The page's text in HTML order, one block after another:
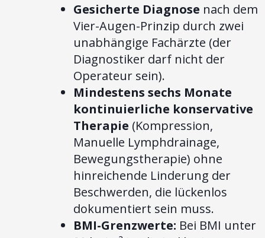
Gesicherte Diagnose nach dem
Vier-Augen-Prinzip durch zwei
unabhängige Fachärzte (der
Diagnostiker darf nicht der
Operateur sein).
Mindestens sechs Monate
kontinuierliche konservative
Therapie (Kompression,
Manuelle Lymphdrainage,
Bewegungstherapie) ohne
hinreichende Linderung der
Beschwerden, die lückenlos
dokumentiert sein muss.
BMI-Grenzwerte: Bei BMI unter